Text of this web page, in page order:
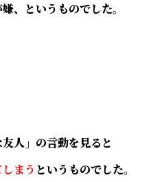
、というものでした。
人」の言動を見ると
まう というものでした。